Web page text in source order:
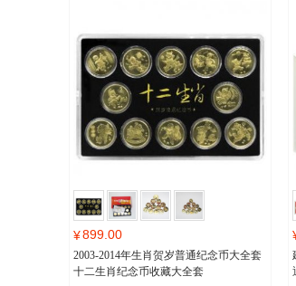
¥899.00
2003-2014年生肖贺岁普通纪念币大全套
十二生肖纪念币收藏大全套